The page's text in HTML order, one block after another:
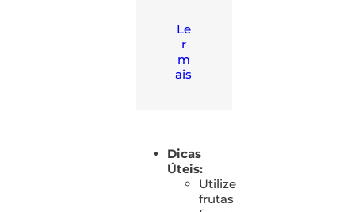
Le
r
m
ais
Dicas
Úteis:
Utilize
frutas